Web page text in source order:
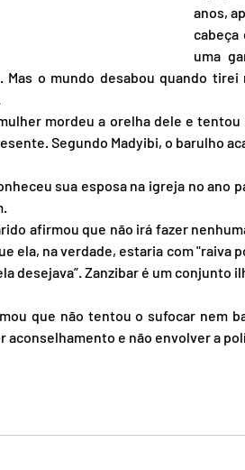
anos,
cabeça
uma
o mundo desabou quando tirei
mordeu a orelha dele e
Segundo Madyibi, o barulho
sua esposa na igreja no ano
afirmou que não irá fazer
ela, na verdade, estaria com "raiva
desejava”. Zanzibar é um conjunto
que não tentou o sufocar nem
aconselhamento e não envolver a